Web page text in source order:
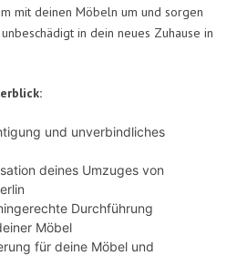
mit deinen Möbeln um und sorgen
in dein neues Zuhause in
und unverbindliches
deines Umzuges von
Durchführung
Möbel
für deine Möbel und